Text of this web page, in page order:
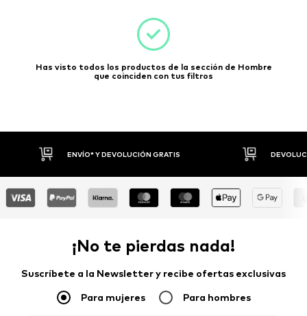
Has visto todos los productos de la sección de Hombre
que coinciden con tus filtros
DEVOLUCIONES HASTA 30 DÍAS
¡No te pierdas nada!
Suscríbete a la Newsletter y recibe ofertas exclusivas
Para mujeres Para hombres